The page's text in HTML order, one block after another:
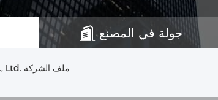
جولة في المصنع
Zhejiang Infectious Medicine Technology Co., Ltd. ملف الشركة